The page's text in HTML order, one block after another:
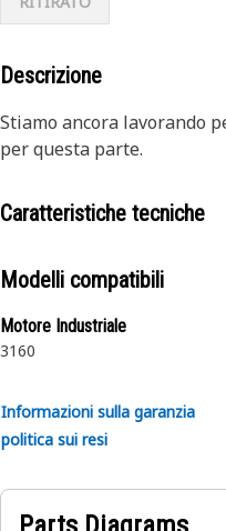
Descrizione
Stiamo ancora lavorando
per questa parte.
Caratteristiche tecniche
Modelli compatibili
Motore Industriale
3160
Informazioni sulla garanzia
politica sui resi